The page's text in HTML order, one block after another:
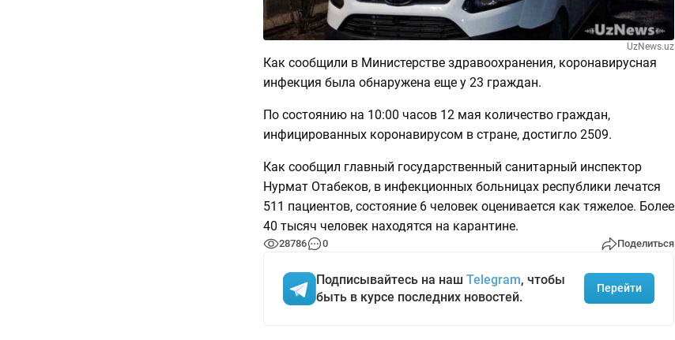
UzNews.uz
Как сообщили в Министерстве здравоохранения, коронавирусная
инфекция была обнаружена еще у 23 граждан.
По состоянию на 10:00 часов 12 мая количество граждан,
инфицированных коронавирусом в стране, достигло 2509.
Как сообщил главный государственный санитарный инспектор
Нурмат Отабеков, в инфекционных больницах республики лечатся
511 пациентов, состояние 6 человек оценивается как тяжелое. Более
40 тысяч человек находятся на карантине.
28786 0 Поделиться
Подписывайтесь на наш Telegram, чтобы
быть в курсе последних новостей.
Перейти